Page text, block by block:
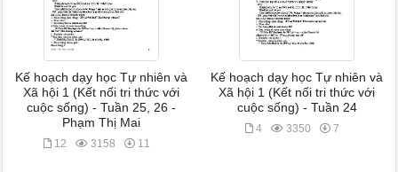
Kế hoạch dạy học Tự nhiên và
Xã hội 1 (Kết nối tri thức với
cuộc sống) - Tuần 25, 26 -
Phạm Thị Mai
12 3158 11
Kế hoạch dạy học Tự nhiên và
Xã hội 1 (Kết nối tri thức với
cuộc sống) - Tuần 24
4 3350 7